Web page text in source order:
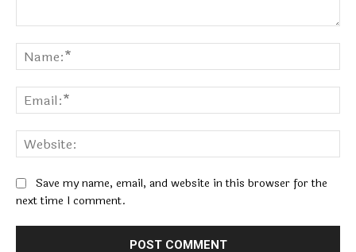
Save my name, email, and website in this browser for the
next time I comment.